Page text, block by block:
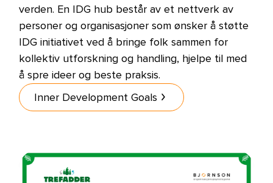
verden. En IDG hub består av et nettverk av
personer og organisasjoner som ønsker å støtte
IDG initiativet ved å bringe folk sammen for
kollektiv utforskning og handling, hjelpe til med
å spre ideer og beste praksis.
Inner Development Goals